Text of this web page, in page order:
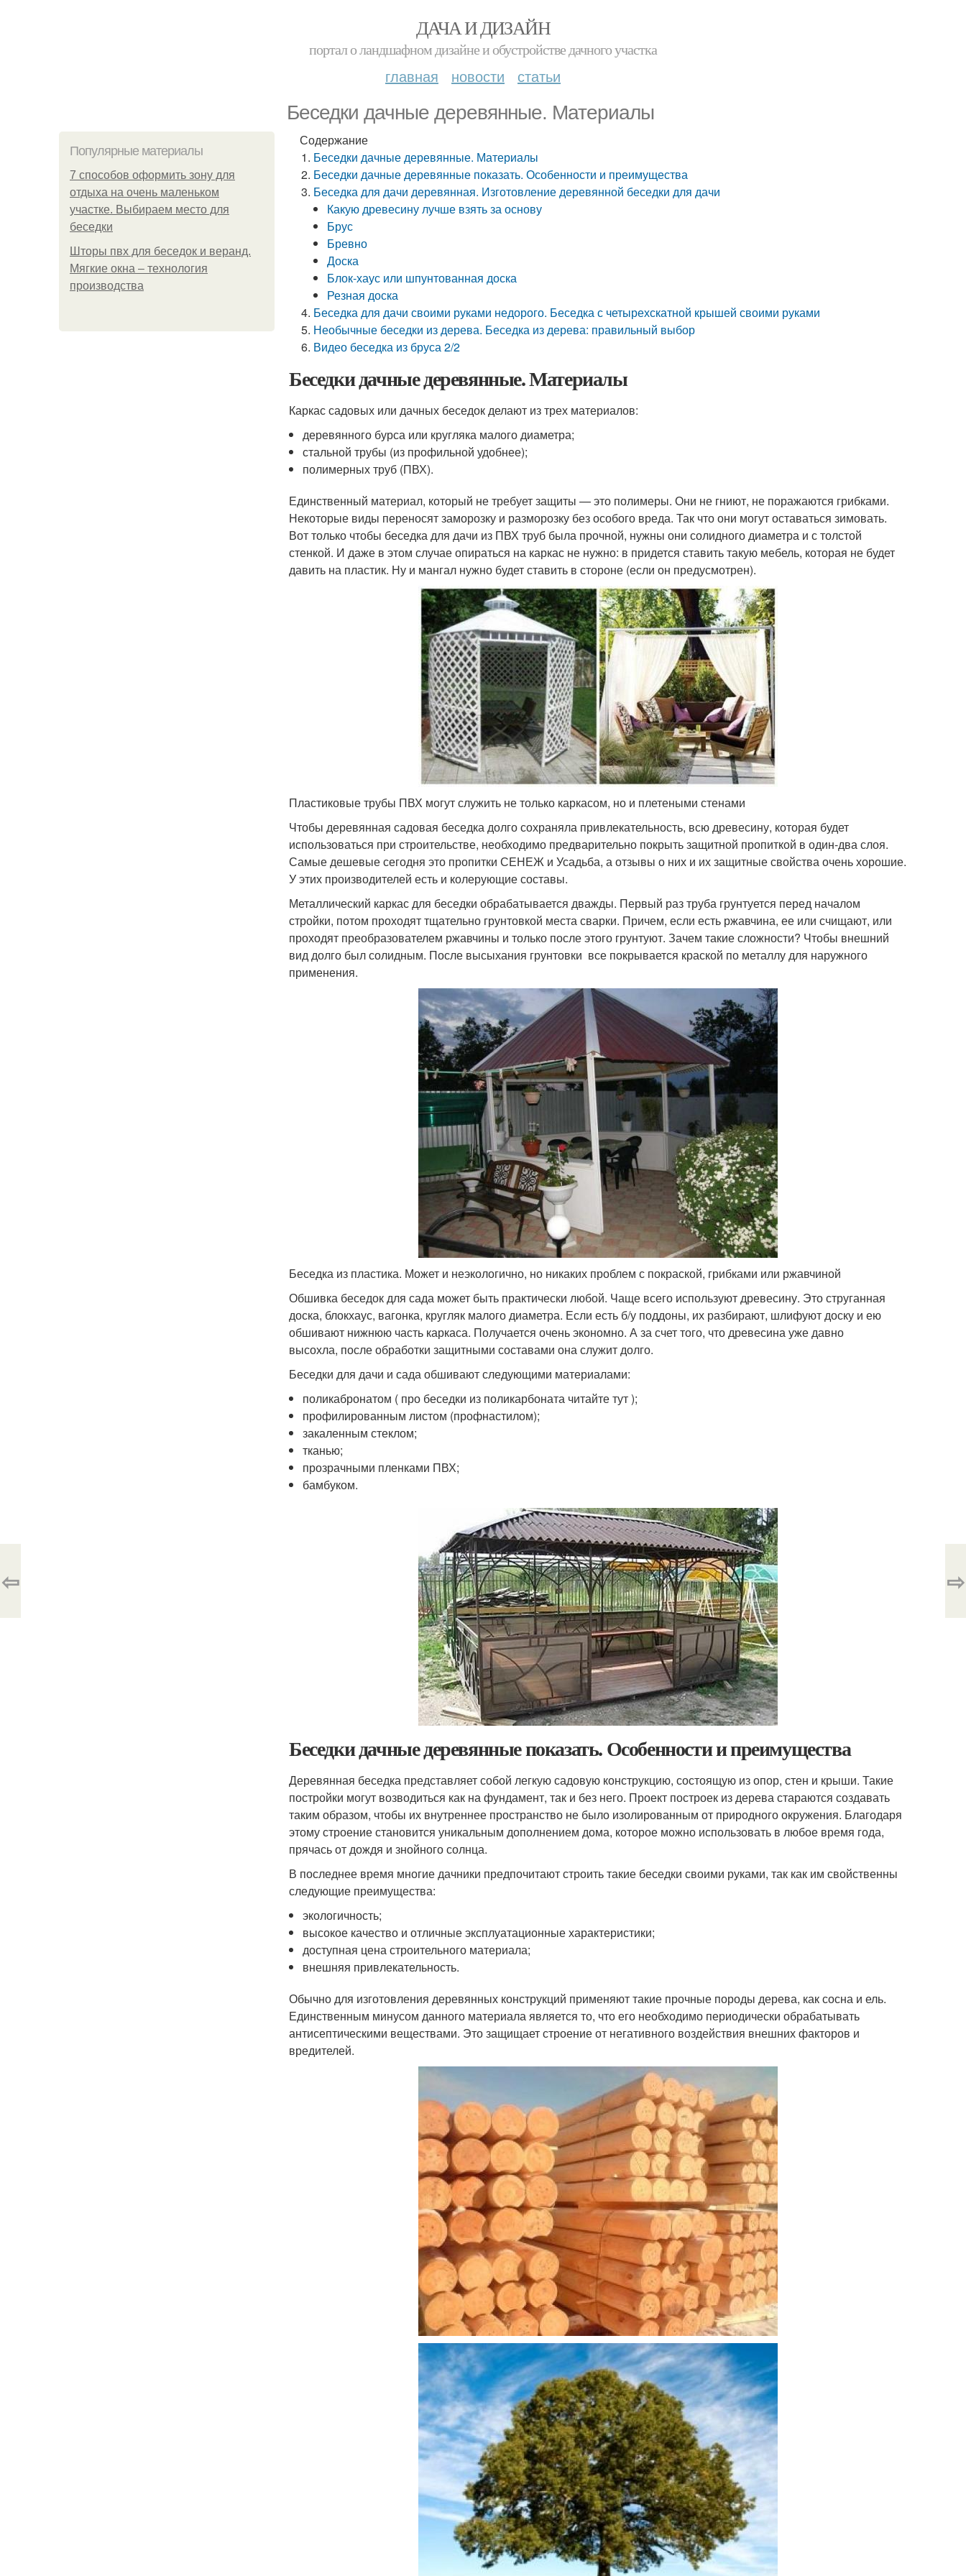
ДАЧА И ДИЗАЙН
портал о ландшафном дизайне и обустройстве дачного участка
главная новости статьи
Беседки дачные деревянные. Материалы
Популярные материалы
7 способов оформить зону для
отдыха на очень маленьком
участке. Выбираем место для
беседки
Шторы пвх для беседок и веранд.
Мягкие окна – технология
производства
Содержание
Беседки дачные деревянные. Материалы
Беседки дачные деревянные показать. Особенности и преимущества
Беседка для дачи деревянная. Изготовление деревянной беседки для дачи
Какую древесину лучше взять за основу
Брус
Бревно
Доска
Блок-хаус или шпунтованная доска
Резная доска
Беседка для дачи своими руками недорого. Беседка с четырехскатной крышей своими руками
Необычные беседки из дерева. Беседка из дерева: правильный выбор
Видео беседка из бруса 2/2
Беседки дачные деревянные. Материалы
Каркас садовых или дачных беседок делают из трех материалов:
деревянного бурса или кругляка малого диаметра;
стальной трубы (из профильной удобнее);
полимерных труб (ПВХ).
Единственный материал, который не требует защиты — это полимеры. Они не гниют, не поражаются грибками.
Некоторые виды переносят заморозку и разморозку без особого вреда. Так что они могут оставаться зимовать.
Вот только чтобы беседка для дачи из ПВХ труб была прочной, нужны они солидного диаметра и с толстой
стенкой. И даже в этом случае опираться на каркас не нужно: в придется ставить такую мебель, которая не будет
давить на пластик. Ну и мангал нужно будет ставить в стороне (если он предусмотрен).
Пластиковые трубы ПВХ могут служить не только каркасом, но и плетеными стенами
Чтобы деревянная садовая беседка долго сохраняла привлекательность, всю древесину, которая будет
использоваться при строительстве, необходимо предварительно покрыть защитной пропиткой в один-два слоя.
Самые дешевые сегодня это пропитки СЕНЕЖ и Усадьба, а отзывы о них и их защитные свойства очень хорошие.
У этих производителей есть и колерующие составы.
Металлический каркас для беседки обрабатывается дважды. Первый раз труба грунтуется перед началом
стройки, потом проходят тщательно грунтовкой места сварки. Причем, если есть ржавчина, ее или счищают, или
проходят преобразователем ржавчины и только после этого грунтуют. Зачем такие сложности? Чтобы внешний
вид долго был солидным. После высыхания грунтовки все покрывается краской по металлу для наружного
применения.
Беседка из пластика. Может и неэкологично, но никаких проблем с покраской, грибками или ржавчиной
Обшивка беседок для сада может быть практически любой. Чаще всего используют древесину. Это струганная
доска, блокхаус, вагонка, кругляк малого диаметра. Если есть б/у поддоны, их разбирают, шлифуют доску и ею
обшивают нижнюю часть каркаса. Получается очень экономно. А за счет того, что древесина уже давно
высохла, после обработки защитными составами она служит долго.
Беседки для дачи и сада обшивают следующими материалами:
поликабронатом ( про беседки из поликарбоната читайте тут );
профилированным листом (профнастилом);
закаленным стеклом;
тканью;
прозрачными пленками ПВХ;
бамбуком.
Беседки дачные деревянные показать. Особенности и преимущества
Деревянная беседка представляет собой легкую садовую конструкцию, состоящую из опор, стен и крыши. Такие
постройки могут возводиться как на фундамент, так и без него. Проект построек из дерева стараются создавать
таким образом, чтобы их внутреннее пространство не было изолированным от природного окружения. Благодаря
этому строение становится уникальным дополнением дома, которое можно использовать в любое время года,
прячась от дождя и знойного солнца.
В последнее время многие дачники предпочитают строить такие беседки своими руками, так как им свойственны
следующие преимущества:
экологичность;
высокое качество и отличные эксплуатационные характеристики;
доступная цена строительного материала;
внешняя привлекательность.
Обычно для изготовления деревянных конструкций применяют такие прочные породы дерева, как сосна и ель.
Единственным минусом данного материала является то, что его необходимо периодически обрабатывать
антисептическими веществами. Это защищает строение от негативного воздействия внешних факторов и
вредителей.
⇦ ⇨